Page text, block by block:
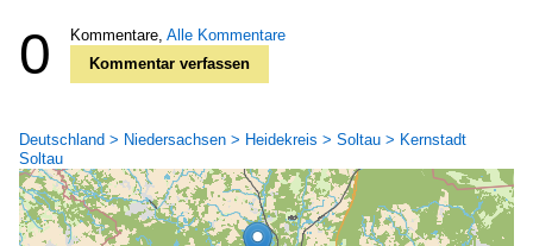
0 Kommentare, Alle Kommentare
Kommentar verfassen
Deutschland > Niedersachsen > Heidekreis > Soltau > Kernstadt
Soltau